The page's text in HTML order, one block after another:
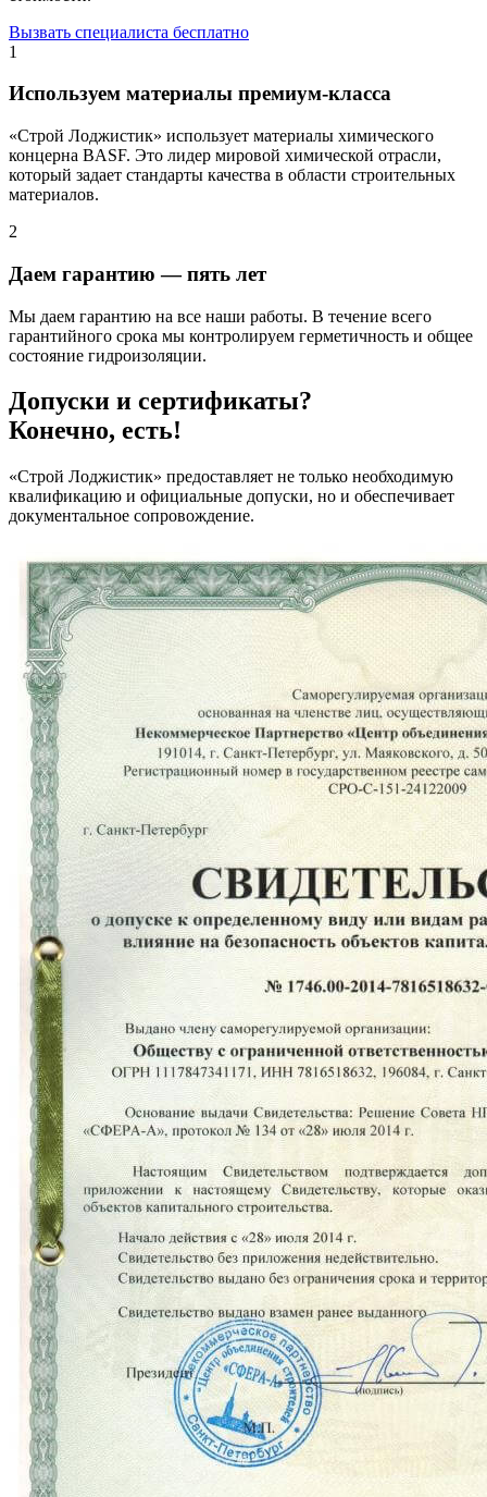
Вызвать специалиста бесплатно
1
Используем материалы премиум-класса
«Строй Лоджистик» использует материалы химического
концерна BASF. Это лидер мировой химической отрасли,
который задает стандарты качества в области строительных
материалов.
2
Даем гарантию —пять лет
Мы даем гарантию на все наши работы. В течение всего
гарантийного срока мы контролируем герметичность и общее
состояние гидроизоляции.
Допуски и сертификаты?
Конечно, есть!
«Строй Лоджистик» предоставляет не только необходимую
квалификацию и официальные допуски, но и обеспечивает
документальное сопровождение.